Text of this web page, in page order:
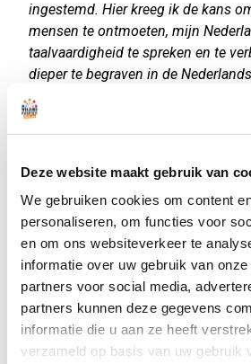
Deze website maakt gebruik van
We gebruiken cookies om content
personaliseren, om functies voor
en om ons websiteverkeer te
informatie over uw gebruik van
partners voor social media,
partners kunnen deze gegevens
informatie die u aan ze heeft
verzameld op basis van uw gebruik
ingestemd. Hier kreeg ik de kans
mensen te ontmoeten, mijn
taalvaardigheid te spreken en te
dieper te begraven in de
Veel dank aan Martina en het hele
Welzijnskwartier voor een
https://
Foto: Wim Kersbergen